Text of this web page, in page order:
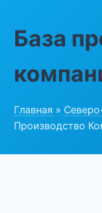
База
Главная »
Производство